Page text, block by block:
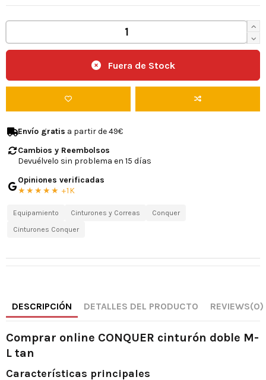
Fuera de Stock
Envío gratis a partir de 49€
Cambios y Reembolsos
Devuélvelo sin problema en 15 días
Opiniones verificadas
★★★★★ +1K
Equipamiento Cinturones y Correas
Conquer
Cinturones Conquer
DESCRIPCIÓN DETALLES DEL PRODUCTO REVIEWS(0)
Comprar online CONQUER cinturón doble M-
L tan
Características principales